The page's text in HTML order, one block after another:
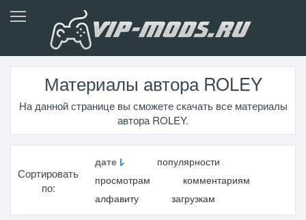
Материалы автора ROLEY
На данной странице вы сможете скачать все материалы
автора ROLEY.
Сортировать
по:
дате
популярности
просмотрам
комментариям
алфавиту
загрузкам